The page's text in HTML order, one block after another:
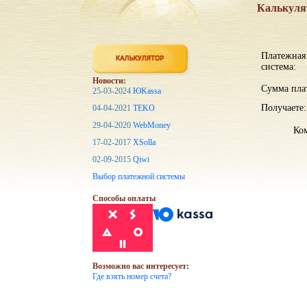
Платежная
система:
Сумма
Получаете:
Новости:
25-03-2024 ЮKassa
04-04-2021 TEKO
29-04-2020 WebMoney
17-02-2017 XSolla
02-09-2015 Qiwi
Выбор платежной системы
Способы оплаты
Возможно вас интересует:
Где взять номер счета?